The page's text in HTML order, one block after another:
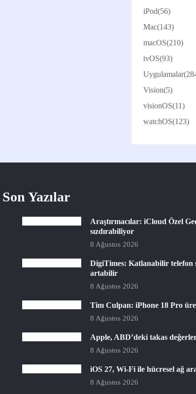
iPod(56)
Mac(143)
macOS(210)
tvOS(93)
Uygulamalar
Vision(5)
visionOS(11)
watchOS(123)
Son Yazılar
Araştırmacılar: iCloud Özel
sızdırabiliyor
8 Ağustos 2026
DigiTimes: Katlanabilir telefon
artabilir
8 Ağustos 2026
Tim Culpan: iPhone 18 Pro
8 Ağustos 2026
Apple, ABD’deki takas
8 Ağustos 2026
iOS 27, Wi-Fi ile hücresel ağ
8 Ağustos 2026